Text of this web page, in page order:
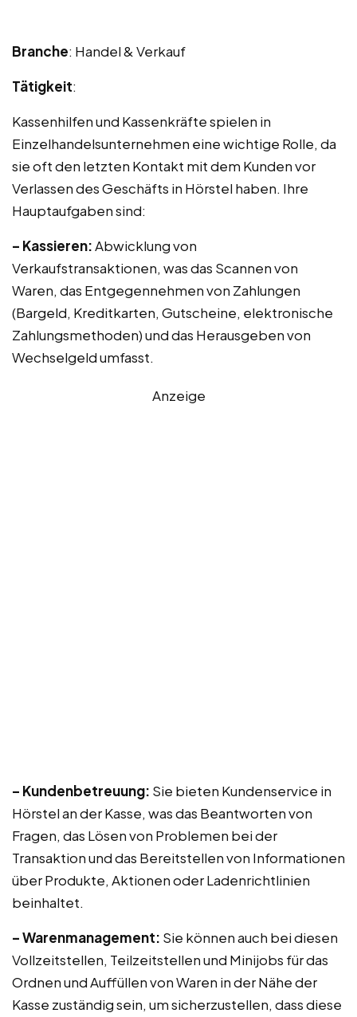
Branche: Handel & Verkauf
Tätigkeit:
Kassenhilfen und Kassenkräfte spielen in
Einzelhandelsunternehmen eine wichtige Rolle, da
sie oft den letzten Kontakt mit dem Kunden vor
Verlassen des Geschäfts in Hörstel haben. Ihre
Hauptaufgaben sind:
– Kassieren:Abwicklung von
Verkaufstransaktionen, was das Scannen von
Waren, das Entgegennehmen von Zahlungen
(Bargeld, Kreditkarten, Gutscheine, elektronische
Zahlungsmethoden) und das Herausgeben von
Wechselgeld umfasst.
Anzeige
– Kundenbetreuung: Sie bieten Kundenservice in
Hörstel an der Kasse, was das Beantworten von
Fragen, das Lösen von Problemen bei der
Transaktion und das Bereitstellen von Informationen
über Produkte, Aktionen oder Ladenrichtlinien
beinhaltet.
– Warenmanagement: Sie können auch bei diesen
Vollzeitstellen, Teilzeitstellen und Minijobs für das
Ordnen und Auffüllen von Waren in der Nähe der
Kasse zuständig sein, um sicherzustellen, dass diese